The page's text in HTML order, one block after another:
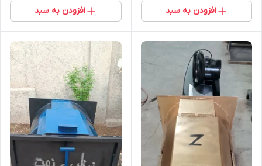
افزودن به سبد افزودن به سبد